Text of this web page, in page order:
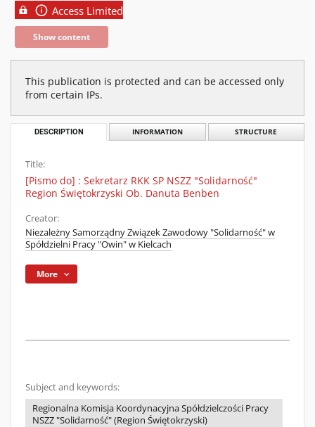
Access Limited
Show content
This publication is protected and can be accessed only
from certain IPs.
DESCRIPTION INFORMATION STRUCTURE
Title:
[Pismo do] : Sekretarz RKK SP NSZZ "Solidarność"
Region Świętokrzyski Ob. Danuta Benben
Creator:
Niezależny Samorządny Związek Zawodowy "Solidarność" w
Spółdzielni Pracy "Owin" w Kielcach
More
Subject and keywords:
Regionalna Komisja Koordynacyjna Spółdzielczości Pracy
NSZZ "Solidarność" (Region Świętokrzyski)